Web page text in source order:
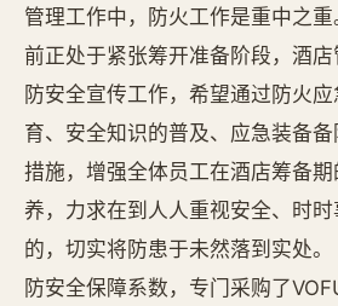
管理工作中，防火工作是重中之
前正处于紧张筹开准备阶段，酒
防安全宣传工作，希望通过防火
育、安全知识的普及、应急装备
措施，增强全体员工在酒店筹备
养，力求在到人人重视安全、时
的，切实将防患于未然落到实处
防安全保障系数，专门采购了